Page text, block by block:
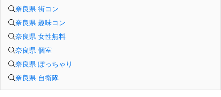
開催前日の23:00までに最少催行人数男性2名対女性2名に満たない場合
但し、当日で急なキャンセルががあった場合には当日中止になる事もあります。
奈良県 街コン
奈良県 趣味コン
奈良県 女性無料
奈良県 個室
奈良県 ぽっちゃり
奈良県 自衛隊